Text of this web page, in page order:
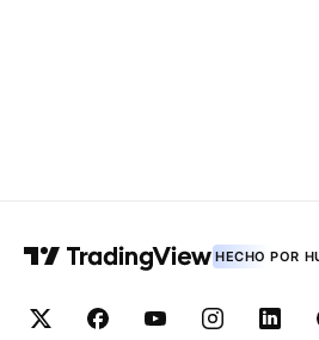
HECHO POR